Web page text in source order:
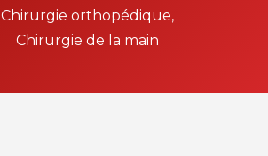
Chirurgie orthopédique
Chirurgie de la main